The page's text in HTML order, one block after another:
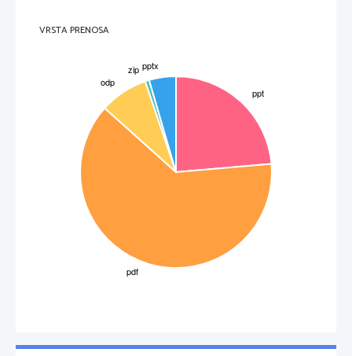
VRSTA PRENOSA